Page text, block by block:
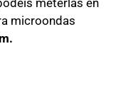
microondas